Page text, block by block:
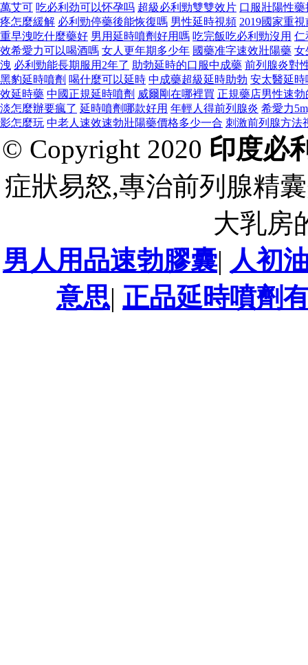
萬艾可 吃必利劲可以怀孕吗 超級必利勁雙雙效片 口服壯陽性藥
疼怎麼緩解 必利勁停藥後能恢復嗎 男性延時視頻 2019國家重
重早洩吃什麼藥好 男用延時噴劑好用嗎 吃完飯吃必利勁沒用 仁
效希愛力可以喝酒嗎 女人更年期多少年 國藥准字速效壯陽藥 女
洩 必利勁能長期服用2年了 助勃延時的口服中成藥 前列腺炎對
黑豹延時噴劑 喝什麼可以延時 中成藥超級延時助勃 安太醫延
效延時藥 中國正規延時噴劑 威爾剛在哪裡買 正規藥店男性速勃
淡怎麼辦要瘋了 延時噴劑哪款好用 年輕人得前列腺炎 希愛力
影怎麼玩 中老人速效速勃壯陽藥價格多少一合 刺激前列腺方法
© Copyright 2020 印度必
症狀易怒,專治前列腺精
大乳房
男人用品速勃膠囊| 人初
意思| 正品延時噴劑